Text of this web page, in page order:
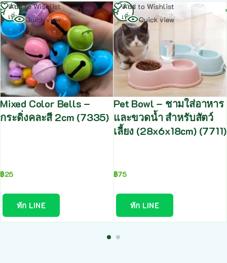
Add to Wishlist
Quick view
Mixed Color Bells –
กระดิ่งคละสี 2cm (7335)
฿25
ทัก LINE
อ่าน
เพิ่ม
Add to Wishlist
Quick view
Pet Bowl – ชามใส่อาหาร
และขวดน้ำ สำหรับสัตว์
เลี้ยง (28x6x18cm) (7711)
฿75
ทัก LINE
อ่าน
เพิ่ม